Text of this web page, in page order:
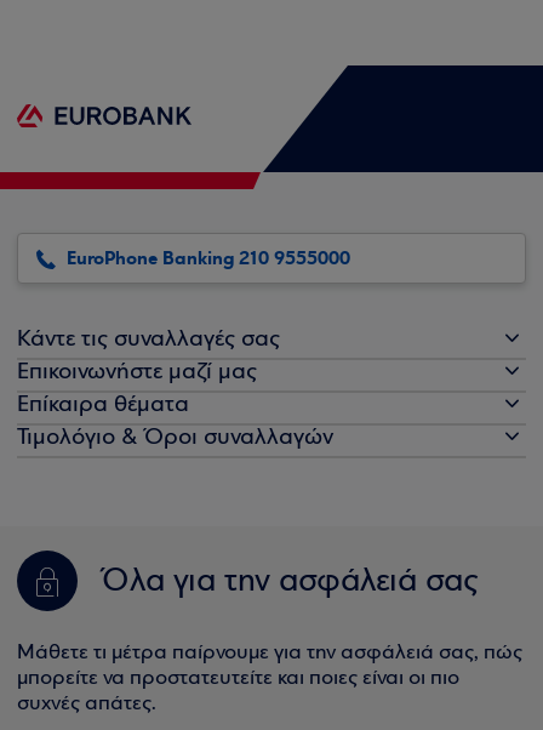
EuroPhone Banking 210 9555000
Κάντε τις συναλλαγές σας
Επικοινωνήστε μαζί μας
Επίκαιρα θέματα
Τιμολόγιο & Όροι συναλλαγών
Όλα για την ασφάλειά σας
Μάθετε τι μέτρα παίρνουμε για την ασφάλειά σας, πώς
μπορείτε να προστατευτείτε και ποιες είναι οι πιο
συχνές απάτες.